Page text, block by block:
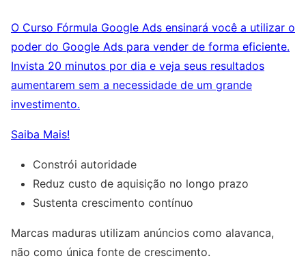
O Curso Fórmula Google Ads ensinará você a utilizar o
poder do Google Ads para vender de forma eficiente.
Invista 20 minutos por dia e veja seus resultados
aumentarem sem a necessidade de um grande
investimento.
Saiba Mais!
Constrói autoridade
Reduz custo de aquisição no longo prazo
Sustenta crescimento contínuo
Marcas maduras utilizam anúncios como alavanca,
não como única fonte de crescimento.